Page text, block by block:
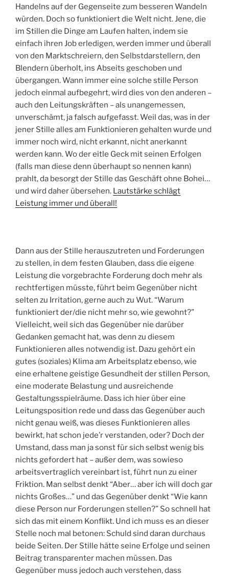
Handelns auf der Gegenseite zum besseren Wandeln
würden. Doch so funktioniert die Welt nicht. Jene, die
im Stillen die Dinge am Laufen halten, indem sie
einfach ihren Job erledigen, werden immer und überall
von den Marktschreiern, den Selbstdarstellern, den
Blendern überholt, ins Abseits geschoben und
übergangen. Wann immer eine solche stille Person
jedoch einmal aufbegehrt, wird dies von den anderen –
auch den Leitungskräften – als unangemessen,
unverschämt, ja falsch aufgefasst. Weil das, was in der
jener Stille alles am Funktionieren gehalten wurde und
immer noch wird, nicht erkannt, nicht anerkannt
werden kann. Wo der eitle Geck mit seinen Erfolgen
(falls man diese denn überhaupt so nennen kann)
prahlt, da besorgt der Stille das Geschäft ohne Bohei…
und wird daher übersehen. Lautstärke schlägt
Leistung immer und überall!
Dann aus der Stille herauszutreten und Forderungen
zu stellen, in dem festen Glauben, dass die eigene
Leistung die vorgebrachte Forderung doch mehr als
rechtfertigen müsste, führt beim Gegenüber nicht
selten zu Irritation, gerne auch zu Wut. “Warum
funktioniert der/die nicht mehr so, wie gewohnt?”
Vielleicht, weil sich das Gegenüber nie darüber
Gedanken gemacht hat, was denn zu diesem
Funktionieren alles notwendig ist. Dazu gehört ein
gutes (soziales) Klima am Arbeitsplatz ebenso, wie
eine erhaltene geistige Gesundheit der stillen Person,
eine moderate Belastung und ausreichende
Gestaltungsspielräume. Dass ich hier über eine
Leitungsposition rede und dass das Gegenüber auch
nicht genau weiß, was dieses Funktionieren alles
bewirkt, hat schon jede’r verstanden, oder? Doch der
Umstand, dass man ja sonst für sich selbst wenig bis
nichts gefordert hat – außer dem, was sowieso
arbeitsvertraglich vereinbart ist, führt nun zu einer
Friktion. Man selbst denkt “Aber… aber ich will doch gar
nichts Großes…” und das Gegenüber denkt “Wie kann
diese Person nur Forderungen stellen?” So schnell hat
sich das mit einem Konflikt. Und ich muss es an dieser
Stelle noch mal betonen: Schuld sind daran durchaus
beide Seiten. Der Stille hätte seine Erfolge und seinen
Beitrag transparenter machen müssen. Das
Gegenüber muss jedoch auch verstehen, dass